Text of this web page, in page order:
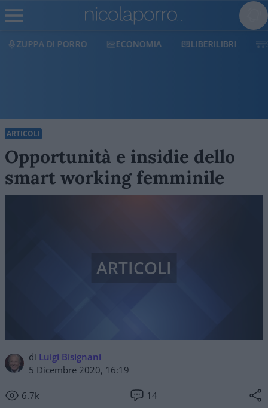
ECONOMIA LIBERILIBRI SHOP SOSTIENICI
ARTICOLI
Opportunità e insidie dello
smart working femminile
di Luigi Bisignani
5 Dicembre 2020, 16:19
6.7k 14
ARTICOLI